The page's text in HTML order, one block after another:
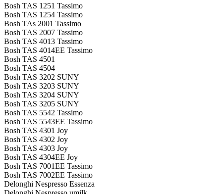
Bosh TAS 1251 Tassimo
Bosh TAS 1254 Tassimo
Bosh TAs 2001 Tassimo
Bosh TAS 2007 Tassimo
Bosh TAS 4013 Tassimo
Bosh TAS 4014EE Tassimo
Bosh TAS 4501
Bosh TAS 4504
Bosh TAS 3202 SUNY
Bosh TAS 3203 SUNY
Bosh TAS 3204 SUNY
Bosh TAS 3205 SUNY
Bosh TAS 5542 Tassimo
Bosh TAS 5543EE Tassimo
Bosh TAS 4301 Joy
Bosh TAS 4302 Joy
Bosh TAS 4303 Joy
Bosh TAS 4304EE Joy
Bosh TAS 7001EE Tassimo
Bosh TAS 7002EE Tassimo
Delonghi Nespresso Essenza